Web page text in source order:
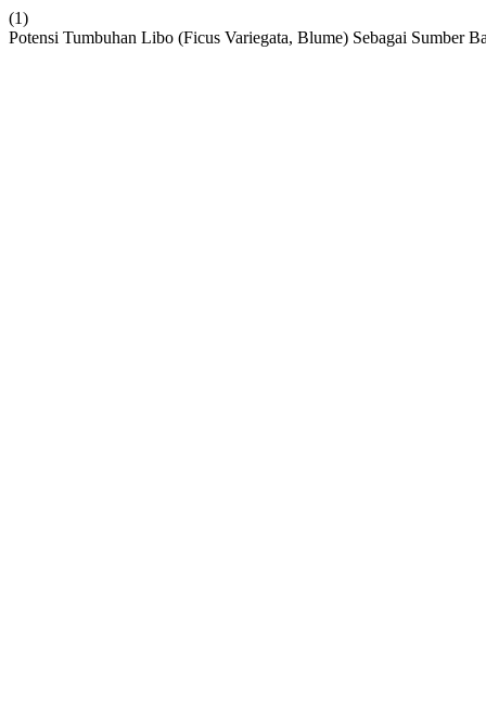
(1)
Potensi Tumbuhan Libo (Ficus Variegata, Blume) Sebagai Sumber